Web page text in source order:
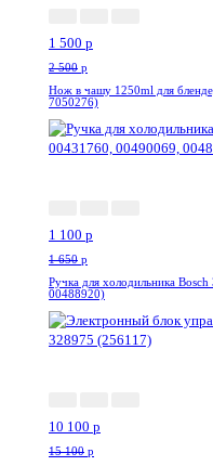
1 500 p
2 500 p
Нож в чашу 1250ml для
7050276)
1 100 p
1 650 p
Ручка для холодильника
00488920)
10 100 p
15 100 p